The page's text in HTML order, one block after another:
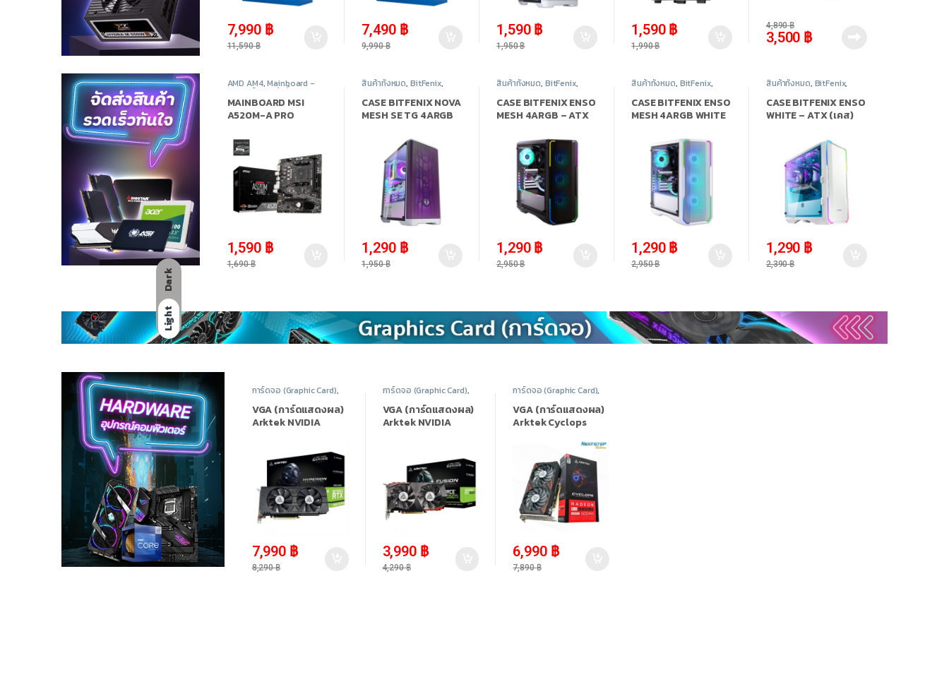
Dark
Light
7,990 ฿
11,590฿
7,490 ฿
9,990฿
18%
1,590 ฿
1,950฿
20%
1,590 ฿
1,990฿
3,500 ฿
4,890฿
AMD AM4,Mainboard -
เมนบอร์ด สินค้าทั้งหมด
อุปกรณ์คอมพิวเตอร์
MAINBOARD MSI
A520M-A PRO
(เมนบอร์ด)
1,590 ฿
1,690฿
สินค้าทั้งหมด, BitFenix,
เปล่า,อุปกรณ์คอมพิวเตอร์
CASE BITFENIX NOVA
MESH SE TG 4ARGB
34%
1,290 ฿
1,950฿
สินค้าทั้งหมด, BitFenix,
เปล่า,อุปกรณ์คอมพิวเตอร์
CASE BITFENIX ENSO
MESH 4ARGB – ATX
1,290 ฿
2,950฿
สินค้าทั้งหมด, BitFenix,
เปล่า,อุปกรณ์คอมพิวเตอร์
CASE BITFENIX ENSO
MESH 4ARGB WHITE
1,290 ฿
2,950฿
สินค้าทั้งหมด, BitFenix,
เปล่า,อุปกรณ์คอมพิวเตอร์
CASE BITFENIX ENSO
WHITE – ATX (เคส)
46%
1,290 ฿
2,390฿
การ์ดจอ (Graphic Card),
Nvidia Geforce
20 Series,สินค้าทั้งหมด
VGA (การ์ดแสดงผล)
Arktek NVIDIA
SUPER 8GB GDDR6
7,990 ฿
8,290฿
การ์ดจอ (Graphic Card),
Nvidia Geforce
10 Series,สินค้าทั้งหมด
VGA (การ์ดแสดงผล)
Arktek NVIDIA
3,990 ฿
4,290฿
การ์ดจอ (Graphic Card),
AMD Radeon
Radeon RX 6000 Series
สินค้าทั้งหมด
VGA (การ์ดแสดงผล)
Arktek Cyclops
6,990 ฿
7,890฿